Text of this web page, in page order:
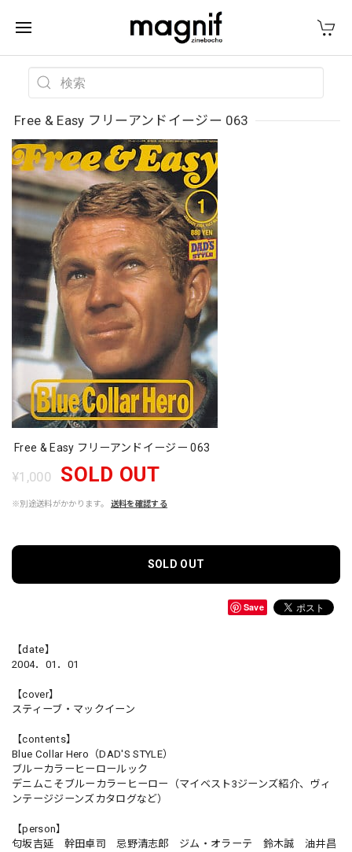
Free & Easy フリーアンドイージー 063
Free & Easy フリーアンドイージー 063
¥1,000 SOLD OUT
※別途送料がかかります。 送料を確認する
SOLD OUT
Save
【date】
2004．01．01
【cover】
スティーブ・マックイーン
【contents】
Blue Collar Hero（DAD'S STYLE）
ブルーカラーヒーロールック
デニムこそブルーカラーヒーロー（マイベスト3ジーンズ紹介、ヴィ
ンテージジーンズカタログなど）
【person】
匂坂吉延 幹田卓司 忌野清志郎 ジム・オラーテ 鈴木誠 油井昌